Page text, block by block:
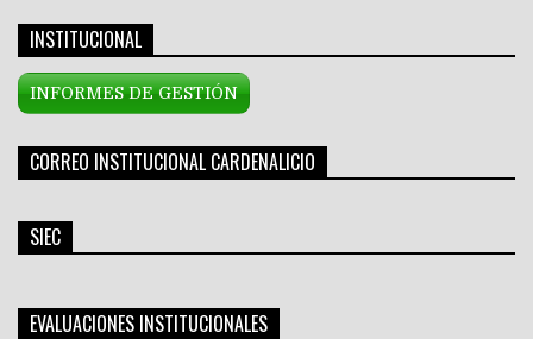
INSTITUCIONAL
INFORMES DE GESTIÓN
CORREO INSTITUCIONAL CARDENALICIO
SIEC
EVALUACIONES INSTITUCIONALES